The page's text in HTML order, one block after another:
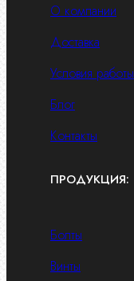
О компании
Доставка
Условия работы
Блог
Контакты
ПРОДУКЦИЯ:
Болты
Винты